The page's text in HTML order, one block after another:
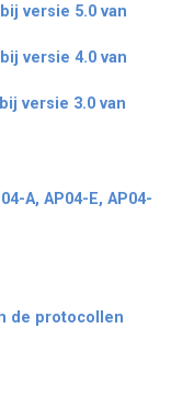
versie 5.0 van
versie 4.0 van
versie 3.0 van
A, AP04-E, AP04-
de protocollen